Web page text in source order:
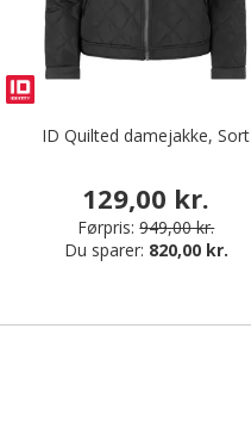
ID Quilted damejakke, Sort
129,00 kr.
Førpris: 949,00 kr.
Du sparer: 820,00 kr.